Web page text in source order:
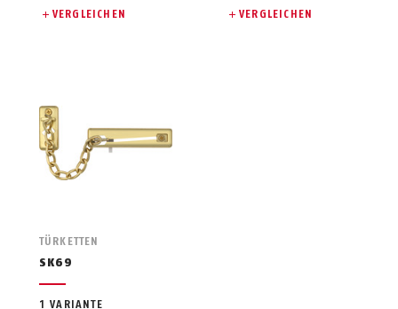
VERGLEICHEN VERGLEICHEN
TÜRKETTEN
SK69
1 VARIANTE